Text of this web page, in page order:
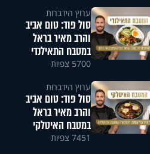
ערוץ הידברות
סול פוד: טום אביב
והרב מאיר בראל
במטבח התאילנדי
5700 צפיות
ערוץ הידברות
סול פוד: טום אביב
והרב מאיר בראל
במטבח האיטלקי
7451 צפיות